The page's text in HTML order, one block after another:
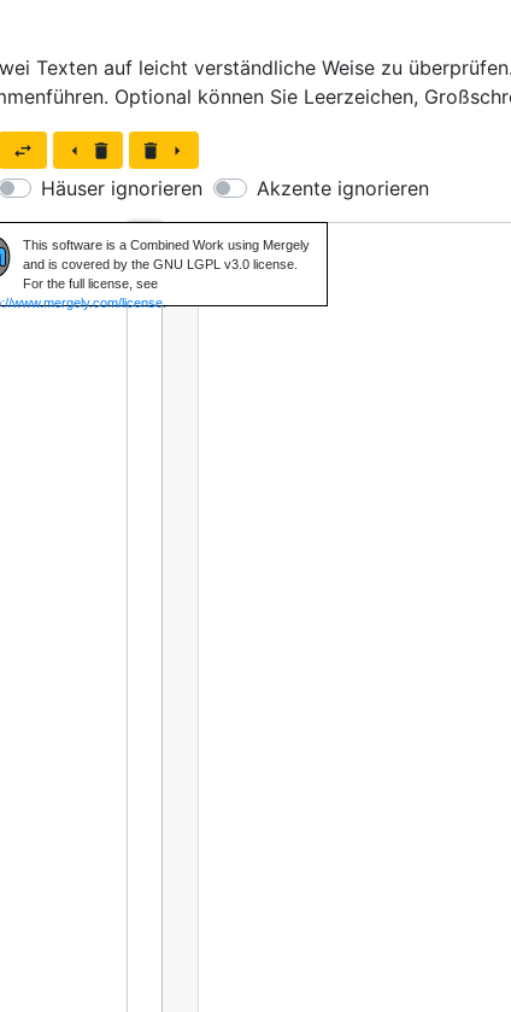
Texten auf leicht verständliche Weise zu
Optional können Sie Leerzeichen,
swap_horiz arrow_left delete delete arrow_right
Häuser ignorieren Akzente ignorieren
This software is a Combined Work using Mergely
and is covered by the GNU LGPL v3.0 license.
For the full license, see
www.mergely.com/license.
1